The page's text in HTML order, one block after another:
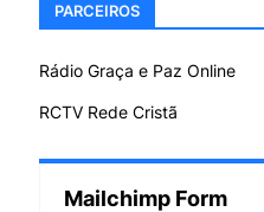
PARCEIROS
Rádio Graça e Paz Online
RCTV Rede Cristã
Mailchimp Form